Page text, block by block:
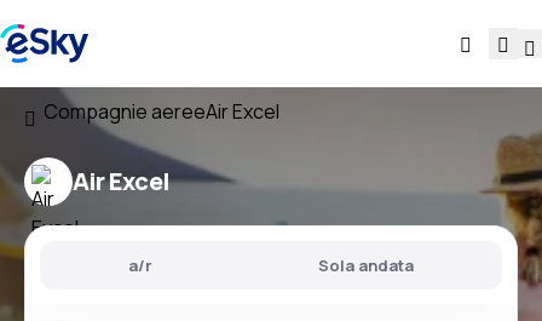
Compagnie aereeAir Excel
Air Excel
a/r Sola andata